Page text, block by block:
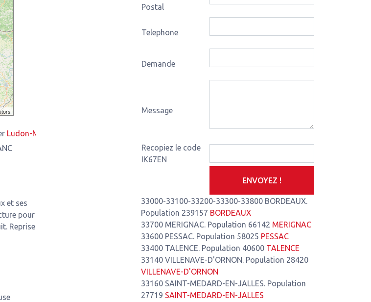
3,93 Km de notre atelier
et ses
pour
Reprise
Postal
Telephone
Demande
Message
Recopiez le code
IK67EN
ENVOYEZ !
33000-33100-33200-33300-33800 BORDEAUX.
Population 239157 BORDEAUX
33700 MERIGNAC. Population 66142 MERIGNAC
33600 PESSAC. Population 58025 PESSAC
33400 TALENCE. Population 40600 TALENCE
33140 VILLENAVE-D'ORNON. Population 28420
VILLENAVE-D'ORNON
33160 SAINT-MEDARD-EN-JALLES. Population
27719 SAINT-MEDARD-EN-JALLES